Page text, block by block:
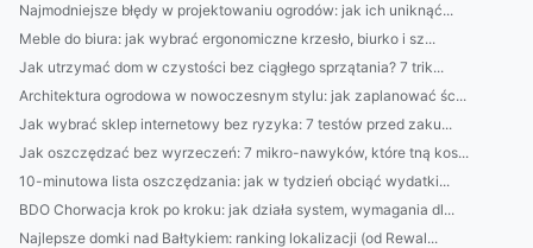
Najmodniejsze błędy w projektowaniu ogrodów: jak ich uniknąć...
Meble do biura: jak wybrać ergonomiczne krzesło, biurko i sz...
Jak utrzymać dom w czystości bez ciągłego sprzątania? 7 trik...
Architektura ogrodowa w nowoczesnym stylu: jak zaplanować śc...
Jak wybrać sklep internetowy bez ryzyka: 7 testów przed zaku...
Jak oszczędzać bez wyrzeczeń: 7 mikro-nawyków, które tną kos...
10-minutowa lista oszczędzania: jak w tydzień obciąć wydatki...
BDO Chorwacja krok po kroku: jak działa system, wymagania dl...
Najlepsze domki nad Bałtykiem: ranking lokalizacji (od Rewal...